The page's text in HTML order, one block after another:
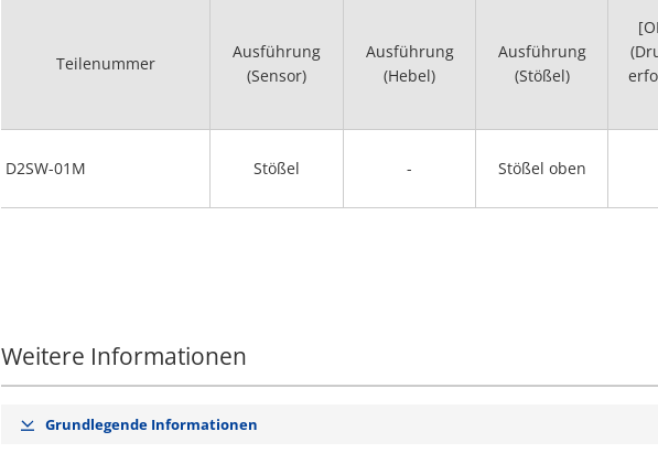
Teilenummer
D2SW-01M
Ausführung
(Sensor)
Ausführung
(Hebel)
Ausführung
(Stößel)
Stößel - Stößel oben
Weitere Informationen
Grundlegende Informationen